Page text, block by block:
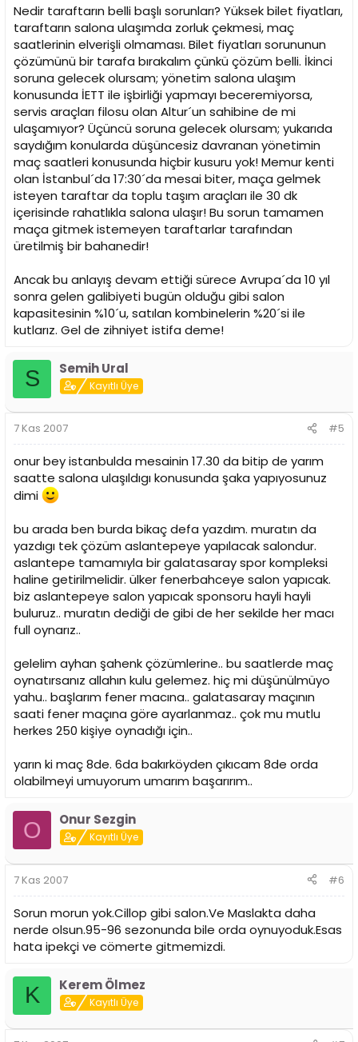
Nedir taraftarın belli başlı sorunları? Yüksek bilet fiyatları,
taraftarın salona ulaşımda zorluk çekmesi, maç
saatlerinin elverişli olmaması. Bilet fiyatları sorununun
çözümünü bir tarafa bırakalım çünkü çözüm belli. İkinci
soruna gelecek olursam; yönetim salona ulaşım
konusunda İETT ile işbirliği yapmayı beceremiyorsa,
servis araçları filosu olan Altur´un sahibine de mi
ulaşamıyor? Üçüncü soruna gelecek olursam; yukarıda
saydığım konularda düşüncesiz davranan yönetimin
maç saatleri konusunda hiçbir kusuru yok! Memur kenti
olan İstanbul´da 17:30´da mesai biter, maça gelmek
isteyen taraftar da toplu taşım araçları ile 30 dk
içerisinde rahatlıkla salona ulaşır! Bu sorun tamamen
maça gitmek istemeyen taraftarlar tarafından
üretilmiş bir bahanedir!
Ancak bu anlayış devam ettiği sürece Avrupa´da 10 yıl
sonra gelen galibiyeti bugün olduğu gibi salon
kapasitesinin %10´u, satılan kombinelerin %20´si ile
kutlarız. Gel de zihniyet istifa deme!
S Semih Ural
Kayıtlı Üye
7 Kas 2007 #5
onur bey istanbulda mesainin 17.30 da bitip de yarım
saatte salona ulaşıldıgı konusunda şaka yapıyosunuz
dimi
bu arada ben burda bikaç defa yazdım. muratın da
yazdıgı tek çözüm aslantepeye yapılacak salondur.
aslantepe tamamıyla bir galatasaray spor kompleksi
haline getirilmelidir. ülker fenerbahceye salon yapıcak.
biz aslantepeye salon yapıcak sponsoru hayli hayli
buluruz.. muratın dediği de gibi de her sekilde her macı
full oynarız..
gelelim ayhan şahenk çözümlerine.. bu saatlerde maç
oynatırsanız allahın kulu gelemez. hiç mi düşünülmüyo
yahu.. başlarım fener macına.. galatasaray maçının
saati fener maçına göre ayarlanmaz.. çok mu mutlu
herkes 250 kişiye oynadığı için..
yarın ki maç 8de. 6da bakırköyden çıkıcam 8de orda
olabilmeyi umuyorum umarım başarırım..
O Onur Sezgin
Kayıtlı Üye
7 Kas 2007 #6
Sorun morun yok.Cillop gibi salon.Ve Maslakta daha
nerde olsun.95-96 sezonunda bile orda oynuyoduk.Esas
hata ipekçi ve cömerte gitmemizdi.
K Kerem Ölmez
Kayıtlı Üye